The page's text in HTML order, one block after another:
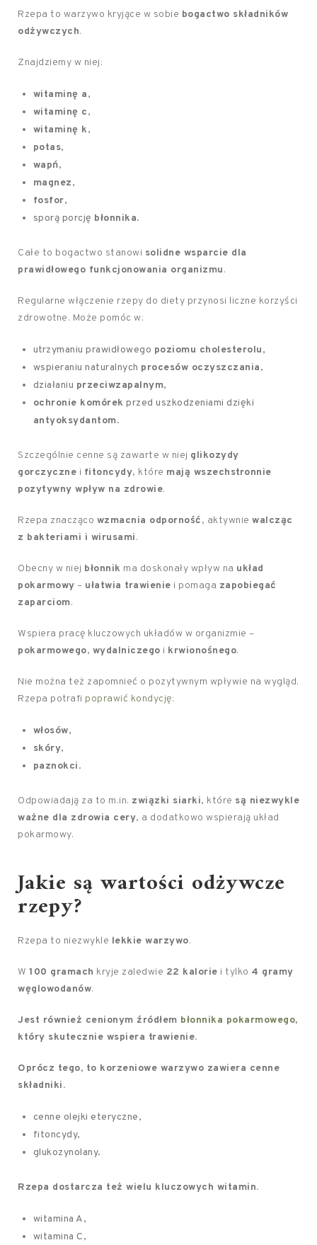
Rzepa to warzywo kryjące w sobie bogactwo składników
odżywczych.
Znajdziemy w niej:
witaminę a,
witaminę c,
witaminę k,
potas,
wapń,
magnez,
fosfor,
sporą porcję błonnika.
Całe to bogactwo stanowi solidne wsparcie dla
prawidłowego funkcjonowania organizmu.
Regularne włączenie rzepy do diety przynosi liczne korzyści
zdrowotne. Może pomóc w:
utrzymaniu prawidłowego poziomu cholesterolu,
wspieraniu naturalnych procesów oczyszczania,
działaniu przeciwzapalnym,
ochronie komórek przed uszkodzeniami dzięki
antyoksydantom.
Szczególnie cenne są zawarte w niej glikozydy
gorczyczne i fitoncydy, które mają wszechstronnie
pozytywny wpływ na zdrowie.
Rzepa znacząco wzmacnia odporność, aktywnie walcząc
z bakteriami i wirusami.
Obecny w niej błonnik ma doskonały wpływ na układ
pokarmowy – ułatwia trawienie i pomaga zapobiegać
zaparciom.
Wspiera pracę kluczowych układów w organizmie –
pokarmowego, wydalniczego i krwionośnego.
Nie można też zapomnieć o pozytywnym wpływie na wygląd.
Rzepa potrafi poprawić kondycję:
włosów,
skóry,
paznokci.
Odpowiadają za to m.in. związki siarki, które są niezwykle
ważne dla zdrowia cery, a dodatkowo wspierają układ
pokarmowy.
Jakie są wartości odżywcze
rzepy?
Rzepa to niezwykle lekkie warzywo.
W 100 gramach kryje zaledwie 22 kalorie i tylko 4 gramy
węglowodanów.
Jest również cenionym źródłem błonnika pokarmowego,
który skutecznie wspiera trawienie.
Oprócz tego, to korzeniowe warzywo zawiera cenne
składniki.
cenne olejki eteryczne,
fitoncydy,
glukozynolany.
Rzepa dostarcza też wielu kluczowych witamin.
witamina A,
witamina C,